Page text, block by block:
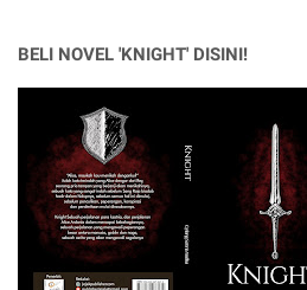
BELI NOVEL 'KNIGHT' DISINI!